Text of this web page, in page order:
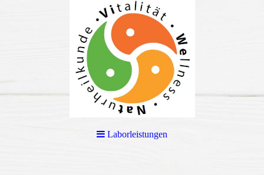
Laborleistungen